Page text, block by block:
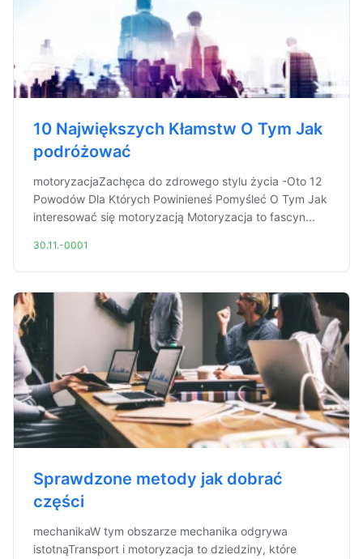
10 Największych Kłamstw O Tym Jak
podróżować
motoryzacjaZachęca do zdrowego stylu życia -Oto 12
Powodów Dla Których Powinieneś Pomyśleć O Tym Jak
interesować się motoryzacją Motoryzacja to fascyn...
30.11.-0001
Sprawdzone metody jak dobrać
części
mechanikaW tym obszarze mechanika odgrywa
istotnąTransport i motoryzacja to dziedziny, które